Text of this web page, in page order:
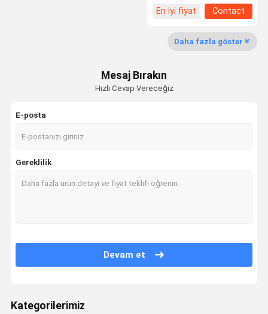
Ayakta duran torba paketleme makinesi
Shrink Sleeve Etiketleme Makinası
Peristaltik Pompa Dolum Makinesi
alüminyum folyo yapıştırma makinesi
En iyi fiyat
Contact
Daha fazla göster
Mesaj Bırakın
Hızlı Cevap Vereceğiz
E-posta
Gereklilik
Devam et
Kategorilerimiz